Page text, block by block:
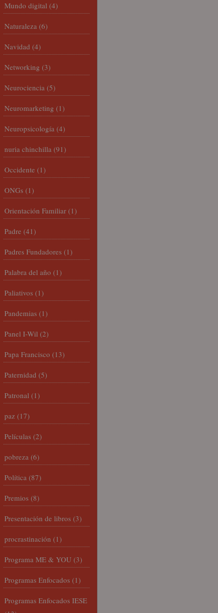
Mundo digital (4)
Naturaleza (6)
Navidad (4)
Networking (3)
Neurociencia (5)
Neuromarketing (1)
Neuropsicología (4)
nuria chinchilla (91)
Occidente (1)
ONGs (1)
Orientación Familiar (1)
Padre (41)
Padres Fundadores (1)
Palabra del año (1)
Paliativos (1)
Pandemias (1)
Panel I-Wil (2)
Papa Francisco (13)
Paternidad (5)
Patronal (1)
paz (17)
Películas (2)
pobreza (6)
Política (87)
Premios (8)
Presentación de libros (3)
procrastinación (1)
Programa ME & YOU (3)
Programas Enfocados (1)
Programas Enfocados IESE